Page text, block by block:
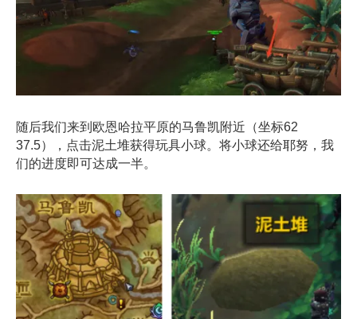
随后我们来到欧恩哈拉平原的马鲁凯附近（坐标62
37.5），点击泥土堆获得玩具小球。将小球还给耶努，我
们的进度即可达成一半。